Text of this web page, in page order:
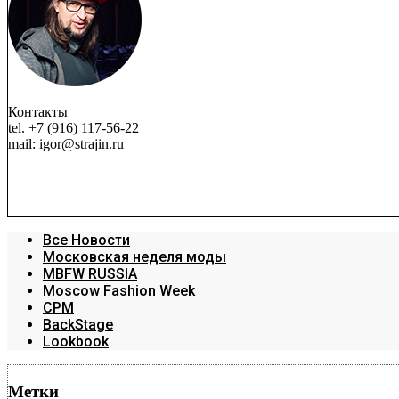
Контакты
tel. +7 (916) 117-56-22
mail: igor@strajin.ru
Все Новости
Московская неделя моды
MBFW RUSSIA
Moscow Fashion Week
CPM
BackStage
Lookbook
Метки